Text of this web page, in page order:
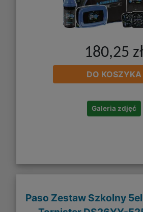
180,25 zł
DO KOSZYKA
Galeria zdjęć
Paso Zestaw Szkolny